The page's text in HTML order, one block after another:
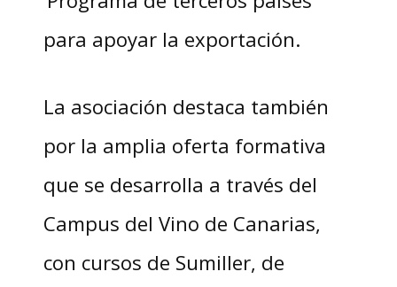
para apoyar la exportación.
La asociación destaca también
por la amplia oferta formativa
que se desarrolla a través del
Campus del Vino de Canarias,
con cursos de Sumiller, de